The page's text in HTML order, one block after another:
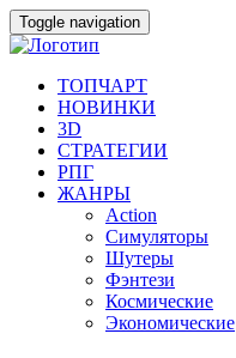
Toggle navigation
ТОПЧАРТ
НОВИНКИ
3D
СТРАТЕГИИ
РПГ
ЖАНРЫ
Action
Симуляторы
Шутеры
Фэнтези
Космические
Экономические